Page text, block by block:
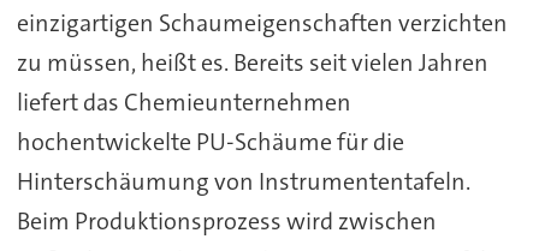
einzigartigen Schaumeigenschaften verzichten
zu müssen, heißt es. Bereits seit vielen Jahren
liefert das Chemieunternehmen
hochentwickelte PU-Schäume für die
Hinterschäumung von Instrumententafeln.
Beim Produktionsprozess wird zwischen